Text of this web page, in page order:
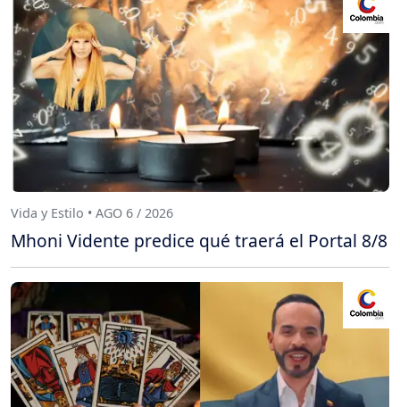
Vida y Estilo • AGO 6 / 2026
Mhoni Vidente predice qué traerá el Portal 8/8